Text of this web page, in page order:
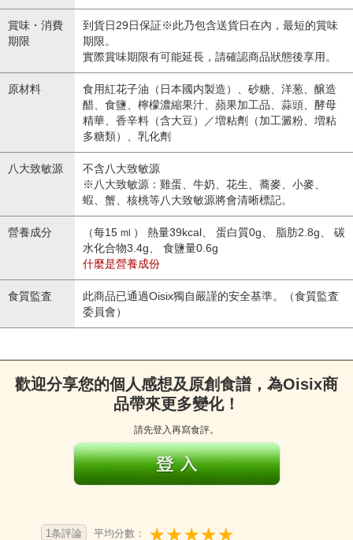
賞味・消費
期限
到貨日29日保証※此乃包含送貨日在內，最短的賞味
期限。
實際賞味期限有可能延長，請確認商品狀態後享用。
原材料
食用紅花子油（日本國内製造）、砂糖、洋葱、醸造
醋、食鹽、檸檬濃縮果汁、蘋果加工品、蒜頭、酵母
精華、香辛料（含大豆）／増粘劑（加工澱粉、増粘
多糖類）、乳化劑
八大致敏源
不含八大致敏源
※八大致敏源：雞蛋、牛奶、花生、蕎麥、小麥、
蝦、蟹、核桃等八大致敏源將會清晰標記。
營養成分 （每15 ml ） 熱量39kcal、 蛋白質0g、 脂肪2.8g、 碳
水化合物3.4g、 食鹽量0.6g
什麼是營養成份
食質監査
此商品已通過Oisix獨自嚴謹的安全基準。（食質監査
委員會）
歡迎分享您的個人感想及原創食譜，為Oisix商
品帶來更多變化！
請先登入再寫食評。
1条評論 平均分數：